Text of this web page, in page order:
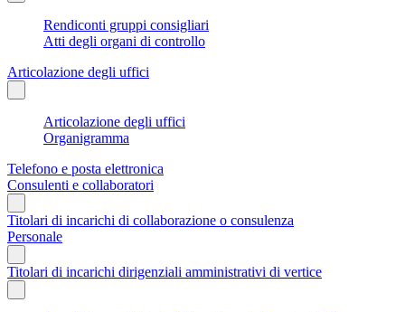
Rendiconti gruppi consigliari
Atti degli organi di controllo
Articolazione degli uffici
Articolazione degli uffici
Organigramma
Telefono e posta elettronica
Consulenti e collaboratori
Titolari di incarichi di collaborazione o consulenza
Personale
Titolari di incarichi dirigenziali amministrativi di vertice